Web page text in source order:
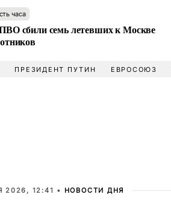
часа
сбили семь летевших к Москве
ПРЕЗИДЕНТ ПУТИН ЕВРОСОЮЗ
2026, 12:41 • НОВОСТИ ДНЯ